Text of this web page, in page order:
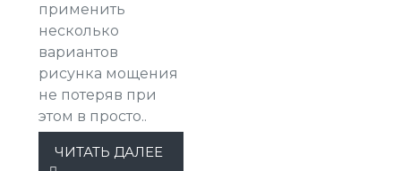
применить
несколько
вариантов
рисунка мощения
не потеряв при
этом в просто..
ЧИТАТЬ ДАЛЕЕ